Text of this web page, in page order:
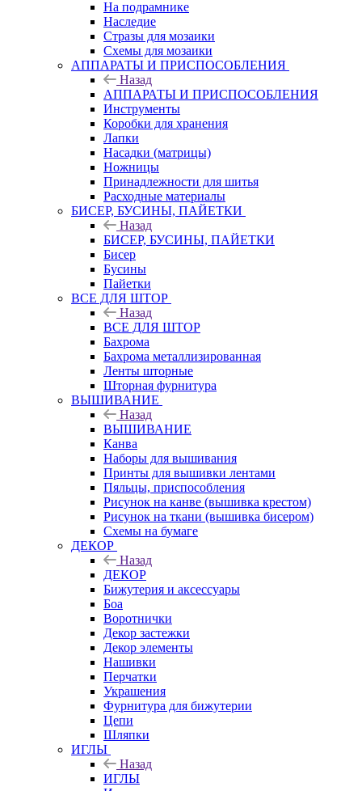
На подрамнике
Наследие
Стразы для мозаики
Схемы для мозаики
АППАРАТЫ И ПРИСПОСОБЛЕНИЯ
Назад
АППАРАТЫ И ПРИСПОСОБЛЕНИЯ
Инструменты
Коробки для хранения
Лапки
Насадки (матрицы)
Ножницы
Принадлежности для шитья
Расходные материалы
БИСЕР, БУСИНЫ, ПАЙЕТКИ
Назад
БИСЕР, БУСИНЫ, ПАЙЕТКИ
Бисер
Бусины
Пайетки
ВСЕ ДЛЯ ШТОР
Назад
ВСЕ ДЛЯ ШТОР
Бахрома
Бахрома металлизированная
Ленты шторные
Шторная фурнитура
ВЫШИВАНИЕ
Назад
ВЫШИВАНИЕ
Канва
Наборы для вышивания
Принты для вышивки лентами
Пяльцы, приспособления
Рисунок на канве (вышивка крестом)
Рисунок на ткани (вышивка бисером)
Схемы на бумаге
ДЕКОР
Назад
ДЕКОР
Бижутерия и аксессуары
Боа
Воротнички
Декор застежки
Декор элементы
Нашивки
Перчатки
Украшения
Фурнитура для бижутерии
Цепи
Шляпки
ИГЛЫ
Назад
ИГЛЫ